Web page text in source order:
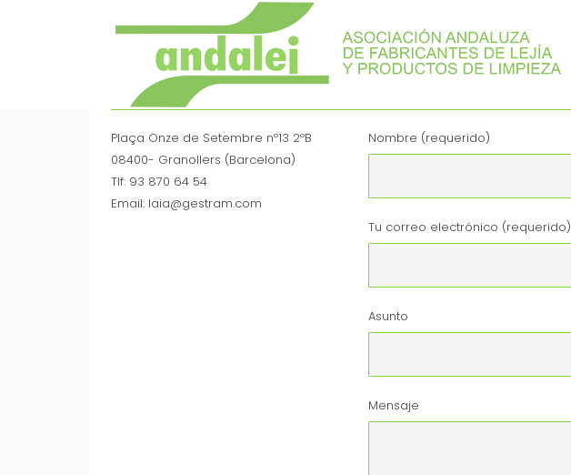
Plaça Onze de Setembre nº13 2ºB
08400- Granollers (Barcelona)
Tlf: 93 870 64 54
Email: laia@gestram.com
Nombre (requerido)
Tu correo electrónico (requerido)
Asunto
Mensaje